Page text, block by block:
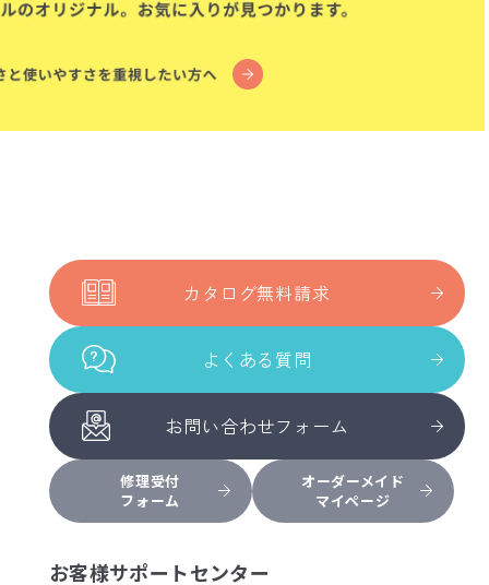
カタログ無料請求
よくある質問
お問い合わせフォーム
修理受付
フォーム
オーダーメイド
マイページ
お客様サポートセンター